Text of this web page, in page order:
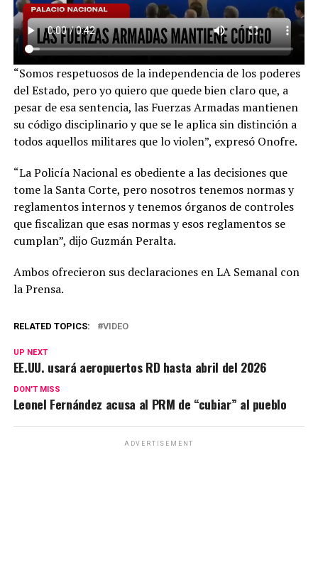
“Somos respetuosos de la independencia de los poderes
del Estado, pero yo quiero que quede bien claro que, a
pesar de esa sentencia, las Fuerzas Armadas mantienen
su código disciplinario y que se le aplica sin distinción a
todos aquellos militares que lo violen”, expresó Onofre.
“La Policía Nacional es obediente a las decisiones que
tome la Santa Corte, pero nosotros tenemos normas y
reglamentos internos y tenemos órganos de controles
que fiscalizan que esas normas y esos reglamentos se
cumplan”, dijo Guzmán Peralta.
Ambos ofrecieron sus declaraciones en LA Semanal con
la Prensa.
RELATED TOPICS: VIDEO
UP NEXT
EE.UU. usará aeropuertos RD hasta abril del 2026
DON'T MISS
Leonel Fernández acusa al PRM de “cubiar” al pueblo
ADVERTISEMENT